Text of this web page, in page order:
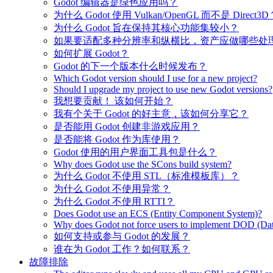
Godot 编辑器是绿色应用吗？
为什么 Godot 使用 Vulkan/OpenGL 而不是 Direct3D
为什么 Godot 旨在保持其核心功能集较小？
如果要适配多种分辨率和纵横比，资产应做哪些处
如何扩展 Godot？
Godot 的下一个版本什么时候发布？
Which Godot version should I use for a new project?
Should I upgrade my project to use new Godot versions?
我想要贡献！ 该如何开始？
我有个关于 Godot 的好主意，该如何分享它？
是否能用 Godot 创建非游戏应用？
是否能将 Godot 作为库使用？
Godot 使用的用户界面工具包是什么？
Why does Godot use the SCons build system?
为什么 Godot 不使用 STL（标准模板库）？
为什么 Godot 不使用异常？
为什么 Godot 不使用 RTTI？
Does Godot use an ECS (Entity Component System)?
Why does Godot not force users to implement DOD
如何支持或参与 Godot 的发展？
谁在为 Godot 工作？如何联系？
故障排除